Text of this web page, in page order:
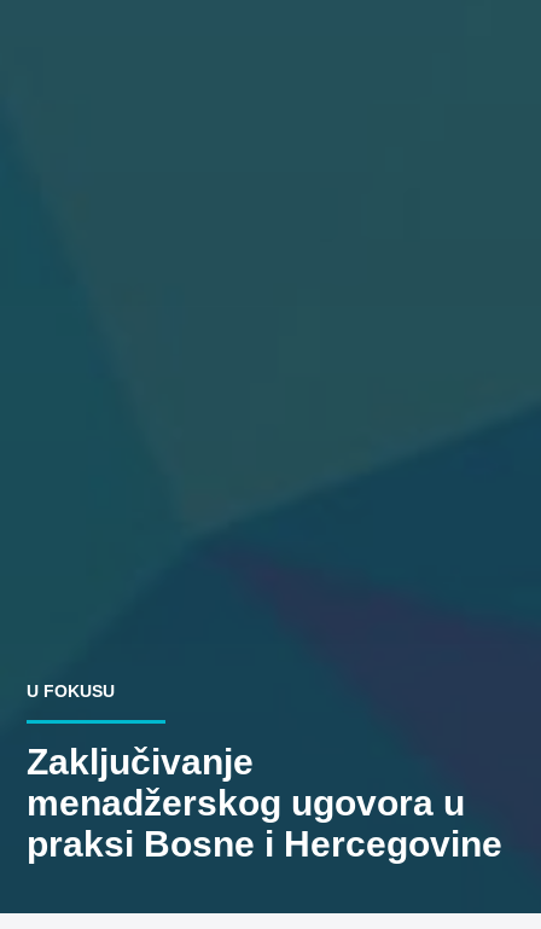
U FOKUSU
Zaključivanje
menadžerskog ugovora u
praksi Bosne i Hercegovine